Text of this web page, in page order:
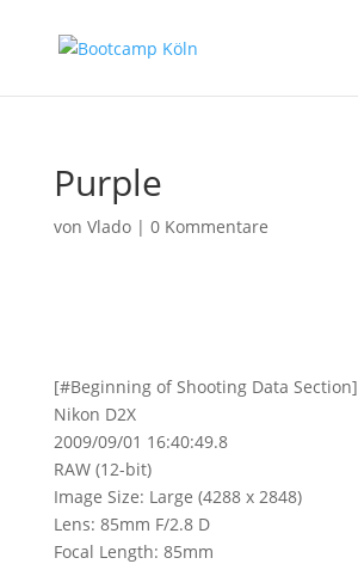
Purple
von Vlado| 0 Kommentare
[#Beginning of Shooting Data Section]
Nikon D2X
2009/09/01 16:40:49.8
RAW (12-bit)
Image Size: Large (4288 x 2848)
Lens: 85mm F/2.8 D
Focal Length: 85mm